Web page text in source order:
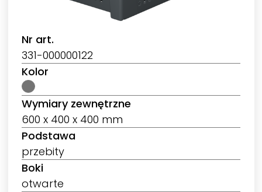
Nr art.
331-000000122
Kolor
Wymiary zewnętrzne
600 x 400 x 400 mm
Podstawa
przebity
Boki
otwarte